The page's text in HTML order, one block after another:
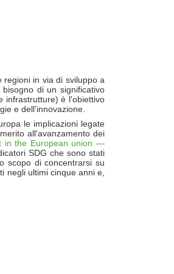
in via di sviluppo a
di un significativo
infrastrutture) è l'obiettivo
e dell'innovazione.
le implicazioni legate
all'avanzamento dei
in the European union —
SDG che sono stati
scopo di concentrarsi su
negli ultimi cinque anni e,